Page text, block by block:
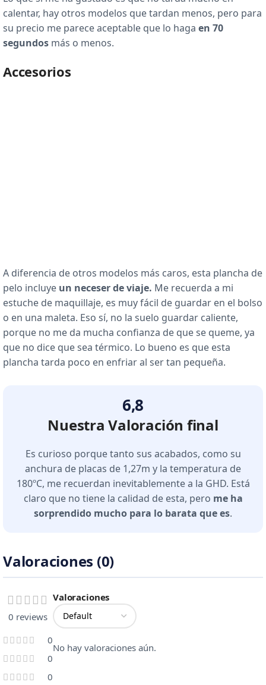
calentar, hay otros modelos que tardan menos, pero para
su precio me parece aceptable que lo haga en 70
segundos más o menos.
Accesorios
A diferencia de otros modelos más caros, esta plancha de
pelo incluye un neceser de viaje. Me recuerda a mi
estuche de maquillaje, es muy fácil de guardar en el bolso
o en una maleta. Eso sí, no la suelo guardar caliente,
porque no me da mucha confianza de que se queme, ya
que no dice que sea térmico. Lo bueno es que esta
plancha tarda poco en enfriar al ser tan pequeña.
6,8
Nuestra Valoración final
Es curioso porque tanto sus acabados, como su
anchura de placas de 1,27m y la temperatura de
180ºC, me recuerdan inevitablemente a la GHD. Está
claro que no tiene la calidad de esta, pero me ha
sorprendido mucho para lo barata que es.
Valoraciones (0)
0 reviews
0
0
0
Valoraciones
No hay valoraciones aún.